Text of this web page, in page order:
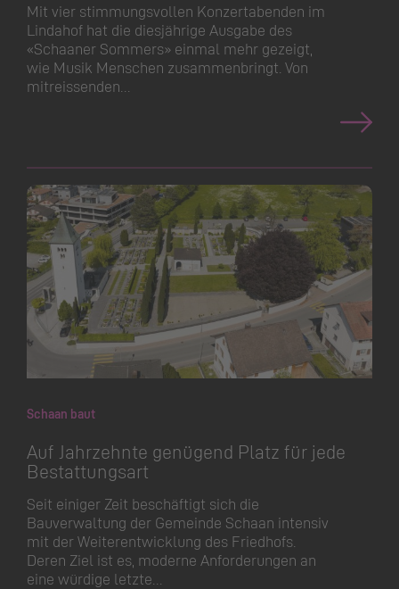
Mit vier stimmungsvollen Konzertabenden im
Lindahof hat die diesjährige Ausgabe des
«Schaaner Sommers» einmal mehr gezeigt,
wie Musik Menschen zusammenbringt. Von
mitreissenden…
Schaan baut
Auf Jahrzehnte genügend Platz für jede
Bestattungsart
Seit einiger Zeit beschäftigt sich die
Bauverwaltung der Gemeinde Schaan intensiv
mit der Weiterent­wicklung des Friedhofs.
Deren Ziel ist es, moderne Anforderungen an
eine würdige letzte…